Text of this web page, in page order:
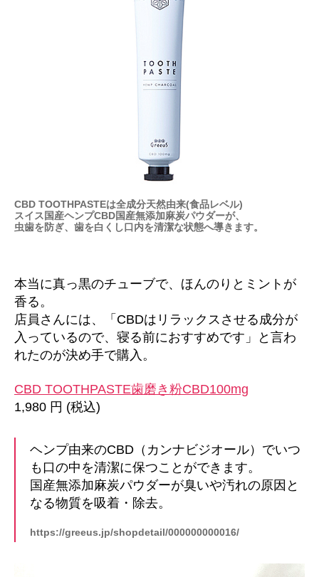
CBD TOOTHPASTEは全成分天然由来(食品レベル)
スイス国産ヘンプCBD国産無添加麻炭パウダーが、
虫歯を防ぎ、歯を白くし口内を清潔な状態へ導きます。
本当に真っ黒のチューブで、ほんのりとミントが
香る。
店員さんには、「CBDはリラックスさせる成分が
入っているので、寝る前におすすめです」と言わ
れたのが決め手で購入。
CBD TOOTHPASTE歯磨き粉CBD100mg
1,980 円 (税込)
ヘンプ由来のCBD（カンナビジオール）でいつ
も口の中を清潔に保つことができます。
国産無添加麻炭パウダーが臭いや汚れの原因と
なる物質を吸着・除去。
https://greeus.jp/shopdetail/000000000016/